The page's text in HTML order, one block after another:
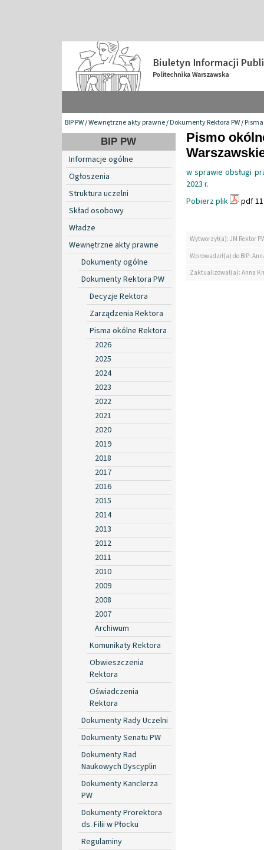
BIP PW/Wewnętrzne akty prawne/Dokumenty Rektora PW/
BIP PW
Informacje ogólne
Ogłoszenia
Struktura uczelni
Skład osobowy
Władze
Wewnętrzne akty prawne
Dokumenty ogólne
Dokumenty Rektora PW
Decyzje Rektora
Zarządzenia Rektora
Pisma okólne Rektora
2026
2025
2024
2023
2022
2021
2020
2019
2018
2017
2016
2015
2014
2013
2012
2011
2010
2009
2008
2007
Archiwum
Komunikaty Rektora
Obwieszczenia
Rektora
Oświadczenia
Rektora
Dokumenty Rady Uczelni
Dokumenty Senatu PW
Dokumenty Rad
Naukowych Dyscyplin
Dokumenty Kanclerza
PW
Dokumenty Prorektora
ds. Filii w Płocku
Regulaminy
Pismo
w sprawie obsługi
2023 r.
Pobierz plik
pdf
Wytworzył(a): JM Rektor
Wprowadził(a) do BIP:
Zaktualizował(a): Anna